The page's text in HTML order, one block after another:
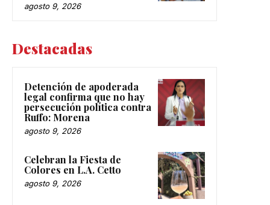
agosto 9, 2026
Destacadas
Detención de apoderada
legal confirma que no hay
persecución política contra
Ruffo: Morena
agosto 9, 2026
Celebran la Fiesta de
Colores en L.A. Cetto
agosto 9, 2026